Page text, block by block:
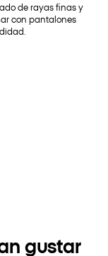
de rayas finas y
con pantalones
gustar